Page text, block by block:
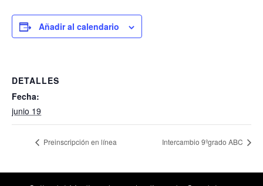
Añadir al calendario
DETALLES
Fecha:
junio 19
Preinscripción en línea Intercambio 9ºgrado ABC